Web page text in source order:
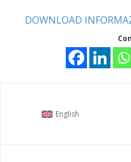
DOWNLOAD
English